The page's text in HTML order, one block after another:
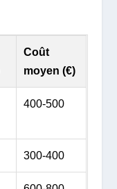
Coût
moyen (€)
400-500
300-400